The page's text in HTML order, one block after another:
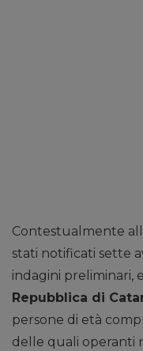
Contestualmente
stati notificati sette
indagini preliminari,
Repubblica di
persone di età
delle quali operanti